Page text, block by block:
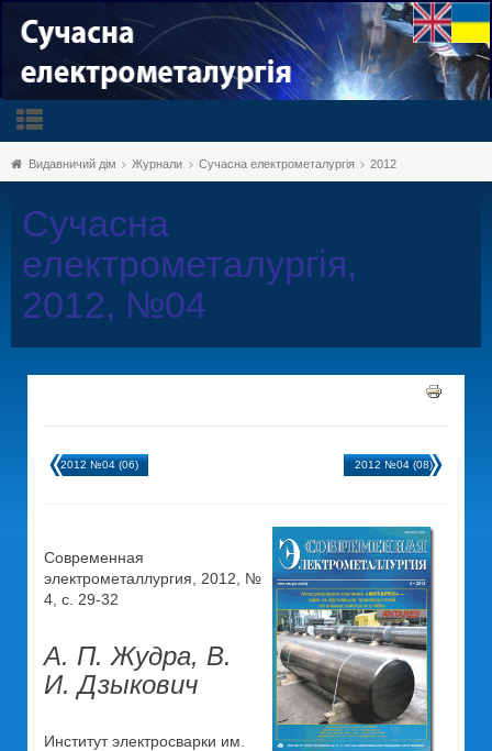
Видавничий дім Журнали Сучасна електрометалургія 2012
Сучасна
електрометалургія,
2012, №04
2012 №04 (06) 2012 №04 (08)
Современная
электрометаллургия, 2012, №
4, c. 29-32
А. П. Жудра, В.
И. Дзыкович
Институт электросварки им.